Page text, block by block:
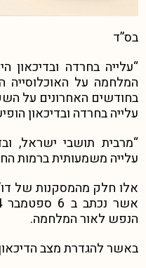
בס”ד
“עלייה בחרדה
המלחמה על האוכלוסייה
בחודשים האחרונים על
עלייה בחרדה ובדיכאון
“מרבית תושבי ישראל,
עלייה משמעותית ברמות
אלו חלק מהמסקנות של
הנפש לאור המלחמה.
באשר להגדרת מצב